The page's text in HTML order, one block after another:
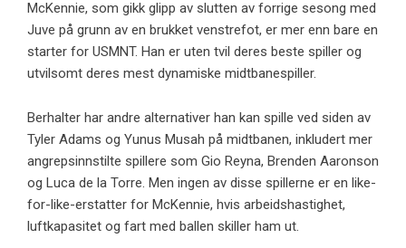
McKennie, som gikk glipp av slutten av forrige sesong med
Juve på grunn av en brukket venstrefot, er mer enn bare en
starter for USMNT. Han er uten tvil deres beste spiller og
utvilsomt deres mest dynamiske midtbanespiller.
Berhalter har andre alternativer han kan spille ved siden av
Tyler Adams og Yunus Musah på midtbanen, inkludert mer
angrepsinnstilte spillere som Gio Reyna, Brenden Aaronson
og Luca de la Torre. Men ingen av disse spillerne er en like-
for-like-erstatter for McKennie, hvis arbeidshastighet,
luftkapasitet og fart med ballen skiller ham ut.